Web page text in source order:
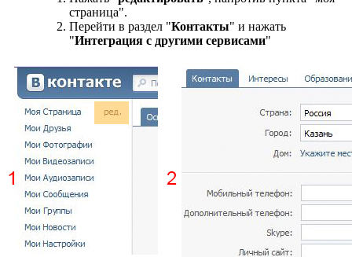
страница".
Перейти в раздел "Контакты" и нажать
"Интеграция с другими сервисами"